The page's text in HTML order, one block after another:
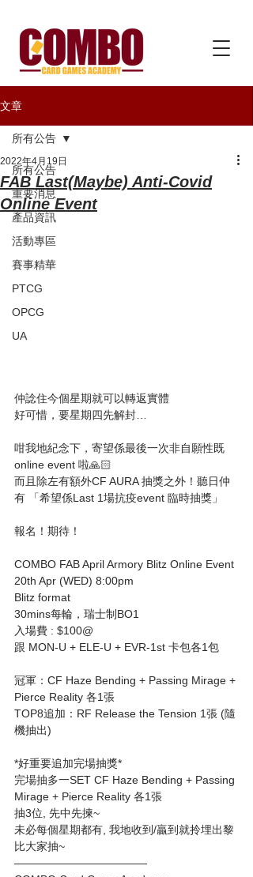
文章
所有公告
重要消息
產品資訊
活動專區
賽事精華
PTCG
OPCG
UA
所有公告
FAB Last(Maybe) Anti-Covid
Online Event
2022年4月19日
仲諗住今個星期就可以轉返實體
好可惜，要星期四先解封…
咁我地紀念下，寄望係最後一次非自願性既
online event 啦🙏🏻
而且除左有額外CF AURA 抽獎之外！聽日仲
有 「希望係Last 1場抗疫event 臨時抽獎」
報名！期待！
COMBO FAB April Armory Blitz Online Event
20th Apr (WED) 8:00pm
Blitz format
30mins每輪，瑞士制BO1
入場費 : $100@
跟 MON-U + ELE-U + EVR-1st 卡包各1包
冠軍：CF Haze Bending + Passing Mirage +
Pierce Reality 各1張
TOP8追加：RF Release the Tension 1張 (隨
機抽出)
*好重要追加完場抽獎*
完場抽多一SET CF Haze Bending + Passing
Mirage + Pierce Reality 各1張
抽3位, 先中先揀~
未必每個星期都有, 我地收到/贏到就拎埋出黎
比大家抽~
————————————